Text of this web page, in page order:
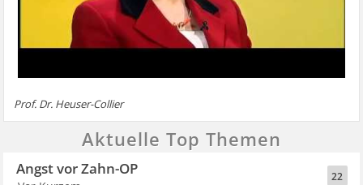
Prof. Dr. Heuser-Collier
Aktuelle Top Themen
22
Angst vor Zahn-OP